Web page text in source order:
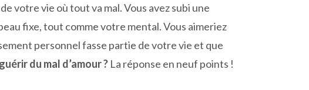
votre vie où tout va mal. Vous avez subi une
fixe, tout comme votre mental. Vous aimeriez
personnel fasse partie de votre vie et que
du mal d’amour ? La réponse en neuf points !